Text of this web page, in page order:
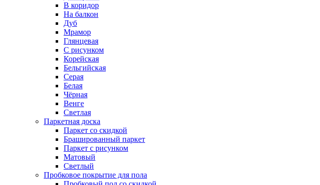
В коридор
На балкон
Дуб
Мрамор
Глянцевая
С рисунком
Корейская
Бельгийская
Серая
Белая
Чёрная
Венге
Светлая
Паркетная доска
Паркет со скидкой
Брашированный паркет
Паркет с рисунком
Матовый
Светлый
Пробковое покрытие для пола